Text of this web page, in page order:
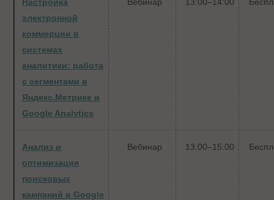
электронной
коммерции в
системах
аналитики: работа
с сегментами в
Яндекс.Метрике и
Google Analytics
Анализ и
оптимизация
поисковых
кампаний в Google
Вебинар 13:00–15:00